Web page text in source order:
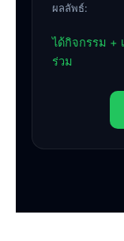
ผลลัพธ์:
ได้กิจกรรม +
ร่วม